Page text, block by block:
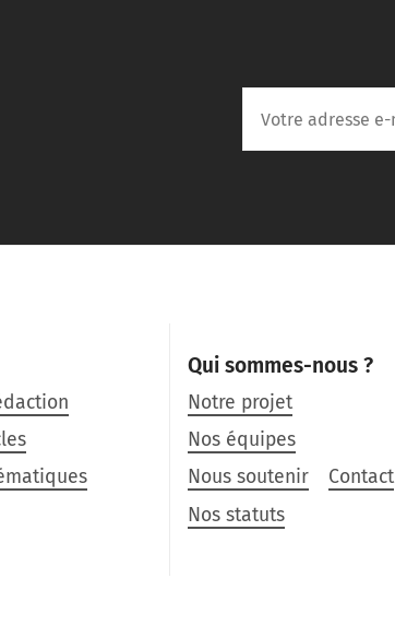
Qui sommes-nous ?
Notre projet
Nos équipes
Nous soutenir
Contact
Nos statuts